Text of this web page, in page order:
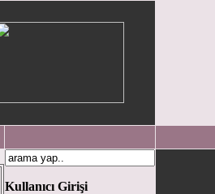
Kullanıcı Girişi